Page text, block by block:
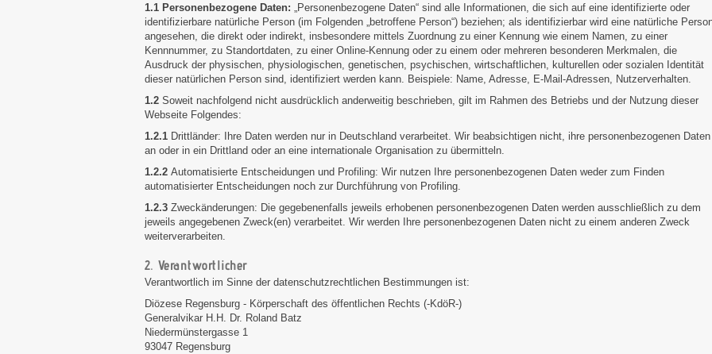
1.1 Personenbezogene Daten:
„Personenbezogene Daten“ sind alle Informationen, die sich auf eine identifizierte oder
identifizierbare natürliche Person (im Folgenden „betroffene Person“) beziehen; als identifizierbar wird eine natürliche
angesehen, die direkt oder indirekt, insbesondere mittels Zuordnung zu einer Kennung wie einem Namen, zu einer
Kennnummer, zu Standortdaten, zu einer Online-Kennung oder zu einem oder mehreren besonderen Merkmalen, die
Ausdruck der physischen, physiologischen, genetischen, psychischen, wirtschaftlichen, kulturellen oder sozialen Identität
dieser natürlichen Person sind, identifiziert werden kann. Beispiele: Name, Adresse, E-Mail-Adressen, Nutzerverhalten.
1.2 Soweit nachfolgend nicht ausdrücklich anderweitig beschrieben, gilt im Rahmen des Betriebs und der Nutzung dieser
Webseite Folgendes:
1.2.1 Drittländer: Ihre Daten werden nur in Deutschland verarbeitet. Wir beabsichtigen nicht, ihre personenbezogenen Daten
an oder in ein Drittland oder an eine internationale Organisation zu übermitteln.
1.2.2 Automatisierte Entscheidungen und Profiling: Wir nutzen Ihre personenbezogenen Daten weder zum Finden
automatisierter Entscheidungen noch zur Durchführung von Profiling.
1.2.3 Zweckänderungen: Die gegebenenfalls jeweils erhobenen personenbezogenen Daten werden ausschließlich zu dem
jeweils angegebenen Zweck(en) verarbeitet. Wir werden Ihre personenbezogenen Daten nicht zu einem anderen Zweck
weiterverarbeiten.
2. Verantwortlicher
Verantwortlich im Sinne der datenschutzrechtlichen Bestimmungen ist:
Diözese Regensburg - Körperschaft des öffentlichen Rechts (-KdöR-)
Generalvikar H.H. Dr. Roland Batz
Niedermünstergasse 1
93047 Regensburg